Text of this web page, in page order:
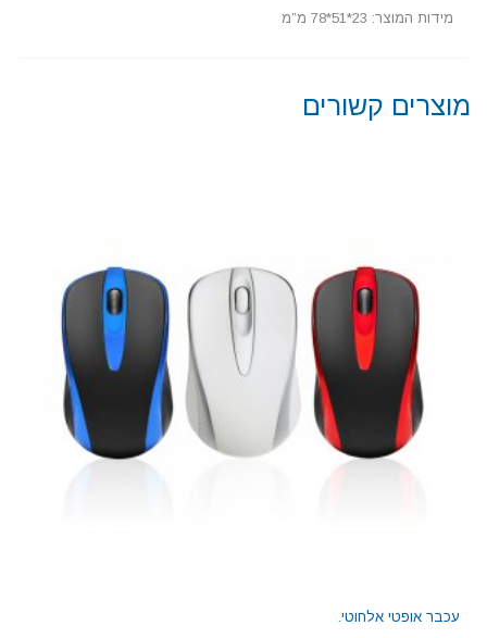
מידות המוצר: 23*51*78 מ”מ
מוצרים קשורים
עכבר אופטי אלחוטי.